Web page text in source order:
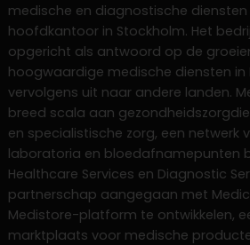
medische en diagnostische
hoofdkantoor in Stockholm. Het
opgericht als antwoord op de
hoogwaardige medische diensten in
vervolgens uit naar andere landen.
breed scala aan
en specialistische zorg, een netwerk
laboratoria en bloedafnamepunten
Healthcare Services en Diagnostic
partnerschap aangegaan met
Medistore-platform te ontwikkelen,
marktplaats voor medische